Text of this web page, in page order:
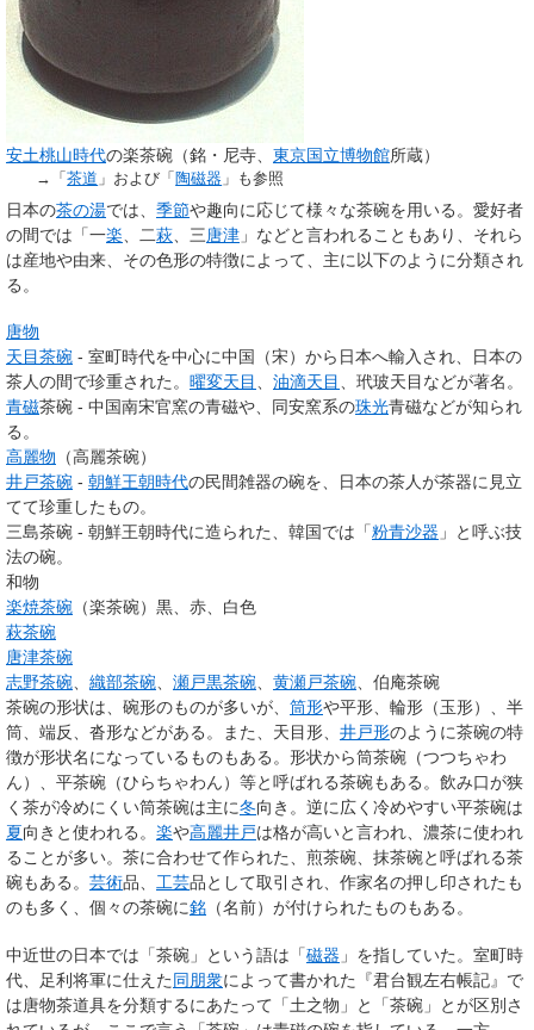
安土桃山時代の楽茶碗（銘・尼寺、 東京国立博物館所蔵）
→「茶道 」および「 陶磁器 」も参照
日本の茶の湯では、 季節や趣向に応じて様々な茶碗を用いる。愛好者
の間では「一楽 、二萩 、三唐津 」などと言われることもあり、それら
は産地や由来、その色形の特徴によって、主に以下のように分類され
る。
唐物
天目茶碗 - 室町時代を中心に中国（宋）から日本へ輸入され、日本の
茶人の間で珍重された。 曜変天目 、 油滴天目 、玳玻天目などが著名。
青磁茶碗 - 中国南宋官窯の青磁や、同安窯系の珠光青磁などが知られ
る。
高麗物 （高麗茶碗）
井戸茶碗 - 朝鮮王朝時代の民間雑器の碗を、日本の茶人が茶器に見立
てて珍重したもの。
三島茶碗 - 朝鮮王朝時代に造られた、韓国では「粉青沙器 」と呼ぶ技
法の碗。
和物
楽焼茶碗 （楽茶碗）黒、赤、白色
萩茶碗
唐津茶碗
志野茶碗、 織部茶碗、 瀬戸黒茶碗、 黄瀬戸茶碗、伯庵茶碗
茶碗の形状は、碗形のものが多いが、 筒形や平形、輪形（玉形）、半
筒、端反、沓形などがある。また、天目形、 井戸形のように茶碗の特
徴が形状名になっているものもある。形状から筒茶碗（つつちゃわ
ん）、平茶碗（ひらちゃわん）等と呼ばれる茶碗もある。飲み口が狭
く茶が冷めにくい筒茶碗は主に冬向き。逆に広く冷めやすい平茶碗は
夏向きと使われる。 楽や高麗井戸は格が高いと言われ、濃茶に使われ
ることが多い。茶に合わせて作られた、煎茶碗、抹茶碗と呼ばれる茶
碗もある。 芸術品、 工芸品として取引され、作家名の押し印されたも
のも多く、個々の茶碗に銘 （名前）が付けられたものもある。
中近世の日本では「茶碗」という語は「磁器 」を指していた。室町時
代、足利将軍に仕えた同朋衆によって書かれた『君台観左右帳記』で
は唐物茶道具を分類するにあたって「土之物」と「茶碗」とが区別さ